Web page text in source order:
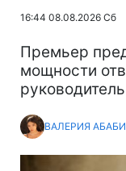
16:44 08.08.2026 Сб
Премьер
мощности
ВАЛЕРИЯ